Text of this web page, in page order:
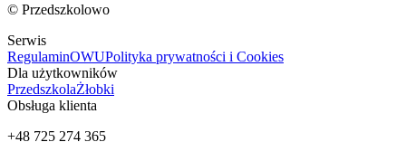
© Przedszkolowo
Serwis
RegulaminOWUPolityka prywatności i Cookies
Dla użytkowników
PrzedszkolaŻłobki
Obsługa klienta
+48 725 274 365